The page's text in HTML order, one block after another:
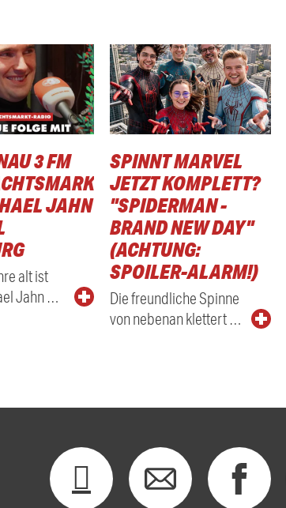
3 FM
JAHN
alt ist
Jahn …
SPINNT MARVEL
JETZT KOMPLETT?
"SPIDERMAN -
BRAND NEW DAY"
(ACHTUNG:
SPOILER-ALARM!)
Die freundliche Spinne
von nebenan klettert …